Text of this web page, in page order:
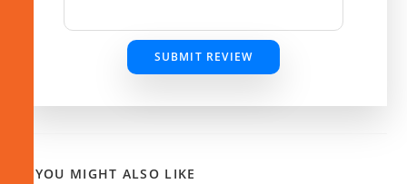
SUBMIT REVIEW
YOU MIGHT ALSO LIKE